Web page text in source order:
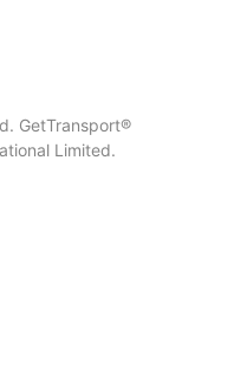
GetTransport®
Limited.